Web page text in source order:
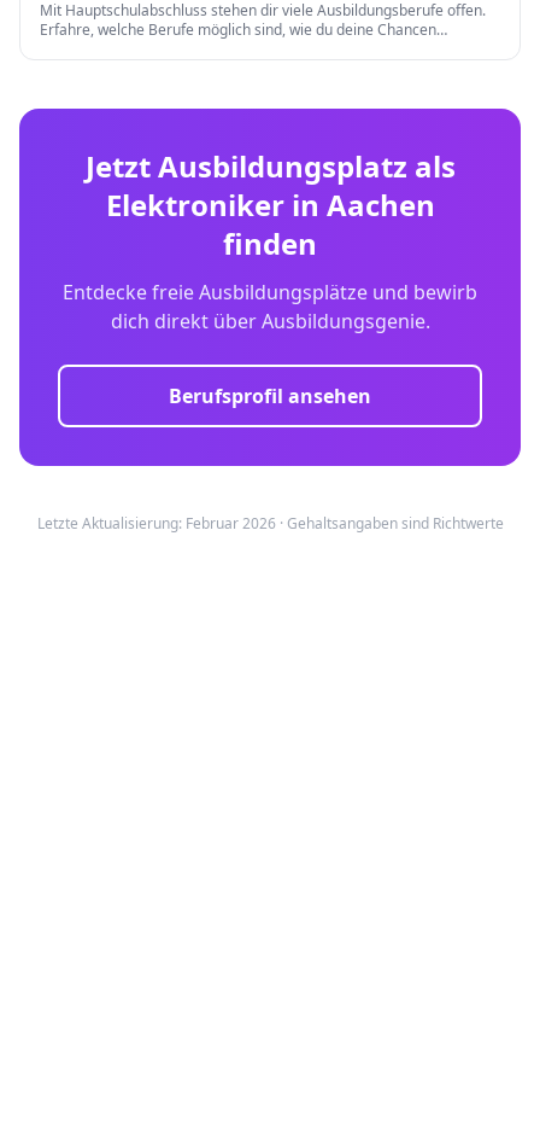
Mit Hauptschulabschluss stehen dir viele Ausbildungsberufe offen.
Erfahre, welche Berufe möglich sind, wie du deine Chancen
Jetzt Ausbildungsplatz als
Elektronikerin Aachen
finden
Entdecke freie Ausbildungsplätze und bewirb
dich direkt über Ausbildungsgenie.
Berufsprofil ansehen
Letzte Aktualisierung: Februar 2026 · Gehaltsangaben sind Richtwerte